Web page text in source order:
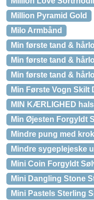
Million Pyramid Gold
Milo Armbånd
Min første tand &
Min første tand &
Min første tand &
Min Første Vogn Skilt
MIN KÆRLIGHED
Min Øjesten Forgyldt
Mindre pung med
Mindre sygeplejeske
Mini Coin Forgyldt
Mini Dangling Stone
Mini Pastels Sterling